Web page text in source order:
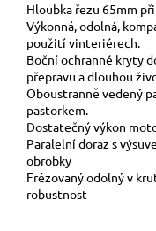
Hloubka řezu 65mm
Výkonná, odolná,
použití vinteriérech.
Boční ochranné kryty
přepravu a dlouhou
Oboustranně vedený
pastorkem.
Dostatečný výkon
Paralelní doraz s
obrobky
Frézovaný odolný v
robustnost